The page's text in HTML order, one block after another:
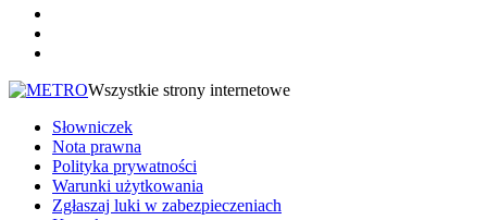
Wszystkie strony internetowe
Słowniczek
Nota prawna
Polityka prywatności
Warunki użytkowania
Zgłaszaj luki w zabezpieczeniach